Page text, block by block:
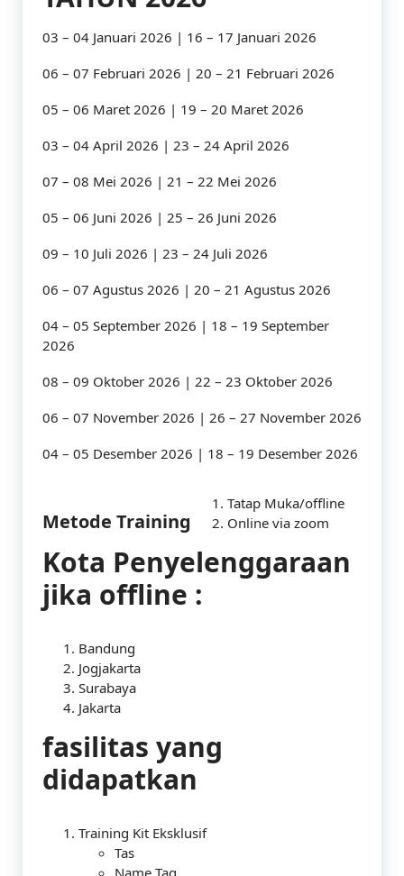
03 – 04 Januari 2026 | 16 – 17 Januari 2026
06 – 07 Februari 2026 | 20 – 21 Februari 2026
05 – 06 Maret 2026 | 19 – 20 Maret 2026
03 – 04 April 2026 | 23 – 24 April 2026
07 – 08 Mei 2026 | 21 – 22 Mei 2026
05 – 06 Juni 2026 | 25 – 26 Juni 2026
09 – 10 Juli 2026 | 23 – 24 Juli 2026
06 – 07 Agustus 2026 | 20 – 21 Agustus 2026
04 – 05 September 2026 | 18 – 19 September
2026
08 – 09 Oktober 2026 | 22 – 23 Oktober 2026
06 – 07 November 2026 | 26 – 27 November 2026
04 – 05 Desember 2026 | 18 – 19 Desember 2026
Metode Training
Tatap Muka/offline
Online via zoom
Kota Penyelenggaraan
jika offline :
Bandung
Jogjakarta
Surabaya
Jakarta
fasilitas yang
didapatkan
Training Kit Eksklusif
Tas
Name Tag